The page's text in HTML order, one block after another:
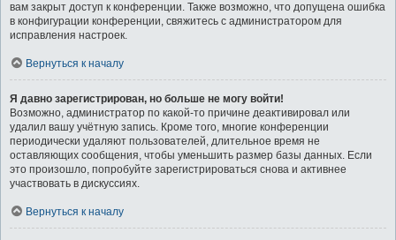
вам закрыт доступ к конференции. Также возможно, что допущена ошибка
в конфигурации конференции, свяжитесь с администратором для
исправления настроек.
Вернуться к началу
Я давно зарегистрирован, но больше не могу войти!
Возможно, администратор по какой-то причине деактивировал или
удалил вашу учётную запись. Кроме того, многие конференции
периодически удаляют пользователей, длительное время не
оставляющих сообщения, чтобы уменьшить размер базы данных. Если
это произошло, попробуйте зарегистрироваться снова и активнее
участвовать в дискуссиях.
Вернуться к началу